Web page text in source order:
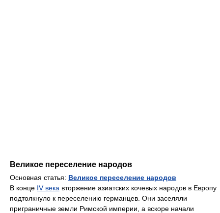
Великое переселение народов
Основная статья: Великое переселение народов
В конце IV века вторжение азиатских кочевых народов в Европу
подтолкнуло к переселению германцев. Они заселяли
приграничные земли Римской империи, а вскоре начали